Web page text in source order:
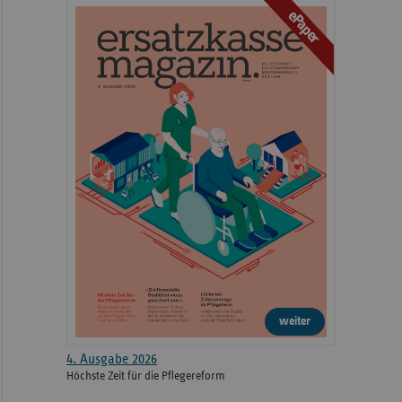
ePaper
weiter
4. Ausgabe 2026
Höchste Zeit für die Pflegereform